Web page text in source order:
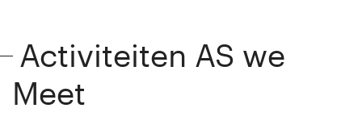
Activiteiten AS we
Meet